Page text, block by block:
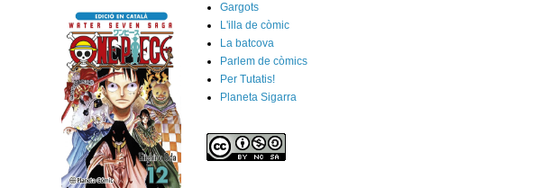
Gargots
L'illa de còmic
La batcova
Parlem de còmics
Per Tutatis!
Planeta Sigarra